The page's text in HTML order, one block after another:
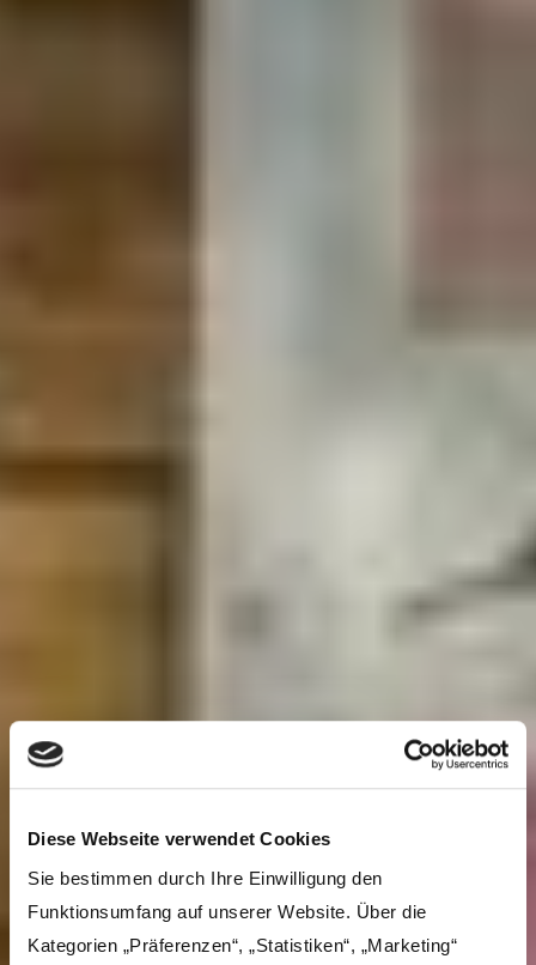
Diese Webseite verwendet Cookies
Sie bestimmen durch Ihre Einwilligung den
Funktionsumfang auf unserer Website. Über die
Kategorien „Präferenzen“, „Statistiken“, „Marketing“